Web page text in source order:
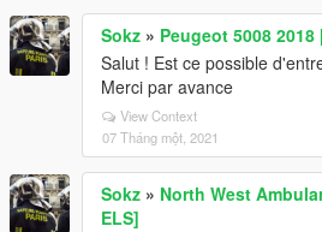
Sokz » Peugeot 5008
Salut ! Est ce possible
Merci par avance
View Context
07 Tháng một, 2021
Sokz » North West
ELS]